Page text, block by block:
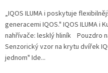
„IQOS ILUMA i poskytuje
generacemi IQOS." IQOS ILUMA
nahřívače: lesklý hliník Pouzdro
Senzorický vzor na krytu dvířek
jednom" Ide...